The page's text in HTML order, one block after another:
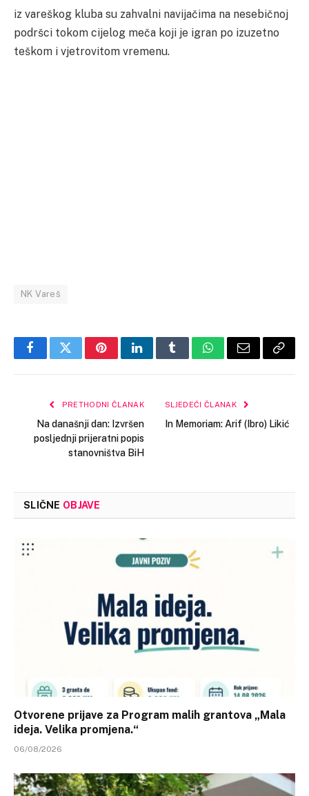
iz vareškog kluba su zahvalni navijačima na nesebičnoj
podršci tokom cijelog meča koji je igran po izuzetno
teškom i vjetrovitom vremenu.
NK Vareš
FacebookTwitterPinterestLinkedInTumblrWhatsApp
Email Copy
PRETHODNI ČLANAK
Na današnji dan: Izvršen
posljednji prijeratni popis
stanovništva BiH
SLJEDEĆI ČLANAK
In Memoriam: Arif (Ibro) Likić
SLIČNE OBJAVE
Otvorene prijave za Program malih grantova „Mala
ideja. Velika promjena.“
06/08/2026